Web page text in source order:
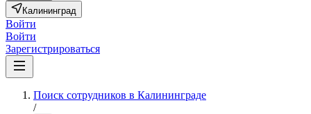
Калининград
Войти
Войти
Зарегистрироваться
Поиск сотрудников в Калининграде
/